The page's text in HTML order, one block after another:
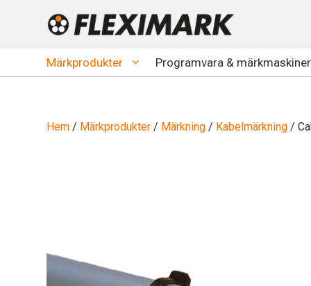
Märkprodukter Programvara & märkmaskiner
Hem / Märkprodukter / Märkning / Kabelmärkning /